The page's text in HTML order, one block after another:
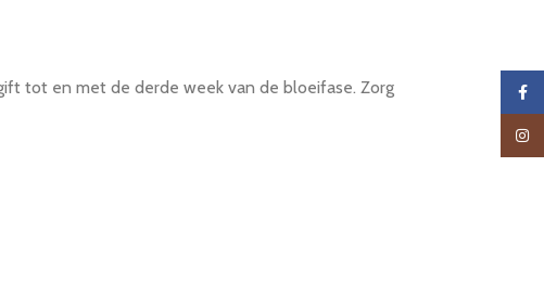
tot en met de derde week van de bloeifase. Zorg